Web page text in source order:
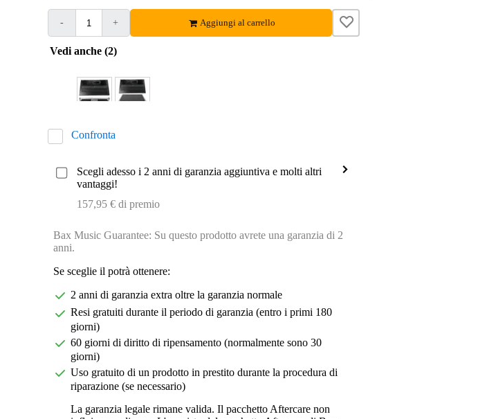
- + Aggiungi al carrello
Vedi anche (2)
Confronta
Scegli adesso i 2 anni di garanzia aggiuntiva e molti altri
vantaggi!
157,95 € di premio
Bax Music Guarantee: Su questo prodotto avrete una garanzia di 2
anni.
Se sceglie il potrà ottenere:
2 anni di garanzia extra oltre la garanzia normale
Resi gratuiti durante il periodo di garanzia (entro i primi 180
giorni)
60 giorni di diritto di ripensamento (normalmente sono 30
giorni)
Uso gratuito di un prodotto in prestito durante la procedura di
riparazione (se necessario)
La garanzia legale rimane valida. Il pacchetto Aftercare non